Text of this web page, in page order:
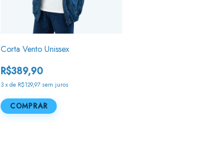
Corta Vento Unissex
R$389,90
3 x de R$129,97 sem juros
COMPRAR